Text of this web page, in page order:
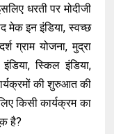
धरती पर मोदीजी
मेक इन इंडिया, स्वच्छ
ग्राम योजना, मुद्रा
स्किल इंडिया,
की शुरुआत की
किसी कार्यक्रम का
है?